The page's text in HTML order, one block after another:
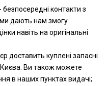
безпосередні контакти з
дають нам змогу
навіть на оригінальні
доставить куплені запасні
Ви також можете
в наших пунктах видачі;